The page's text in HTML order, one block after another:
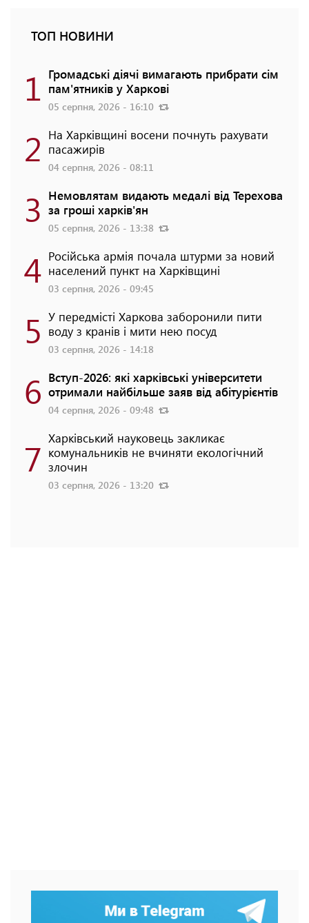
ТОП НОВИНИ
1 Громадські діячі вимагають прибрати сім
пам'ятників у Харкові
05 серпня, 2026 - 16:10
2 На Харківщині восени почнуть рахувати
пасажирів
04 серпня, 2026 - 08:11
3 Немовлятам видають медалі від Терехова
за гроші харків'ян
05 серпня, 2026 - 13:38
4 Російська армія почала штурми за новий
населений пункт на Харківщині
03 серпня, 2026 - 09:45
5 У передмісті Харкова заборонили пити
воду з кранів і мити нею посуд
03 серпня, 2026 - 14:18
6 Вступ-2026: які харківські університети
отримали найбільше заяв від абітурієнтів
04 серпня, 2026 - 09:48
7 Харківський науковець закликає
комунальників не вчиняти екологічний
злочин
03 серпня, 2026 - 13:20